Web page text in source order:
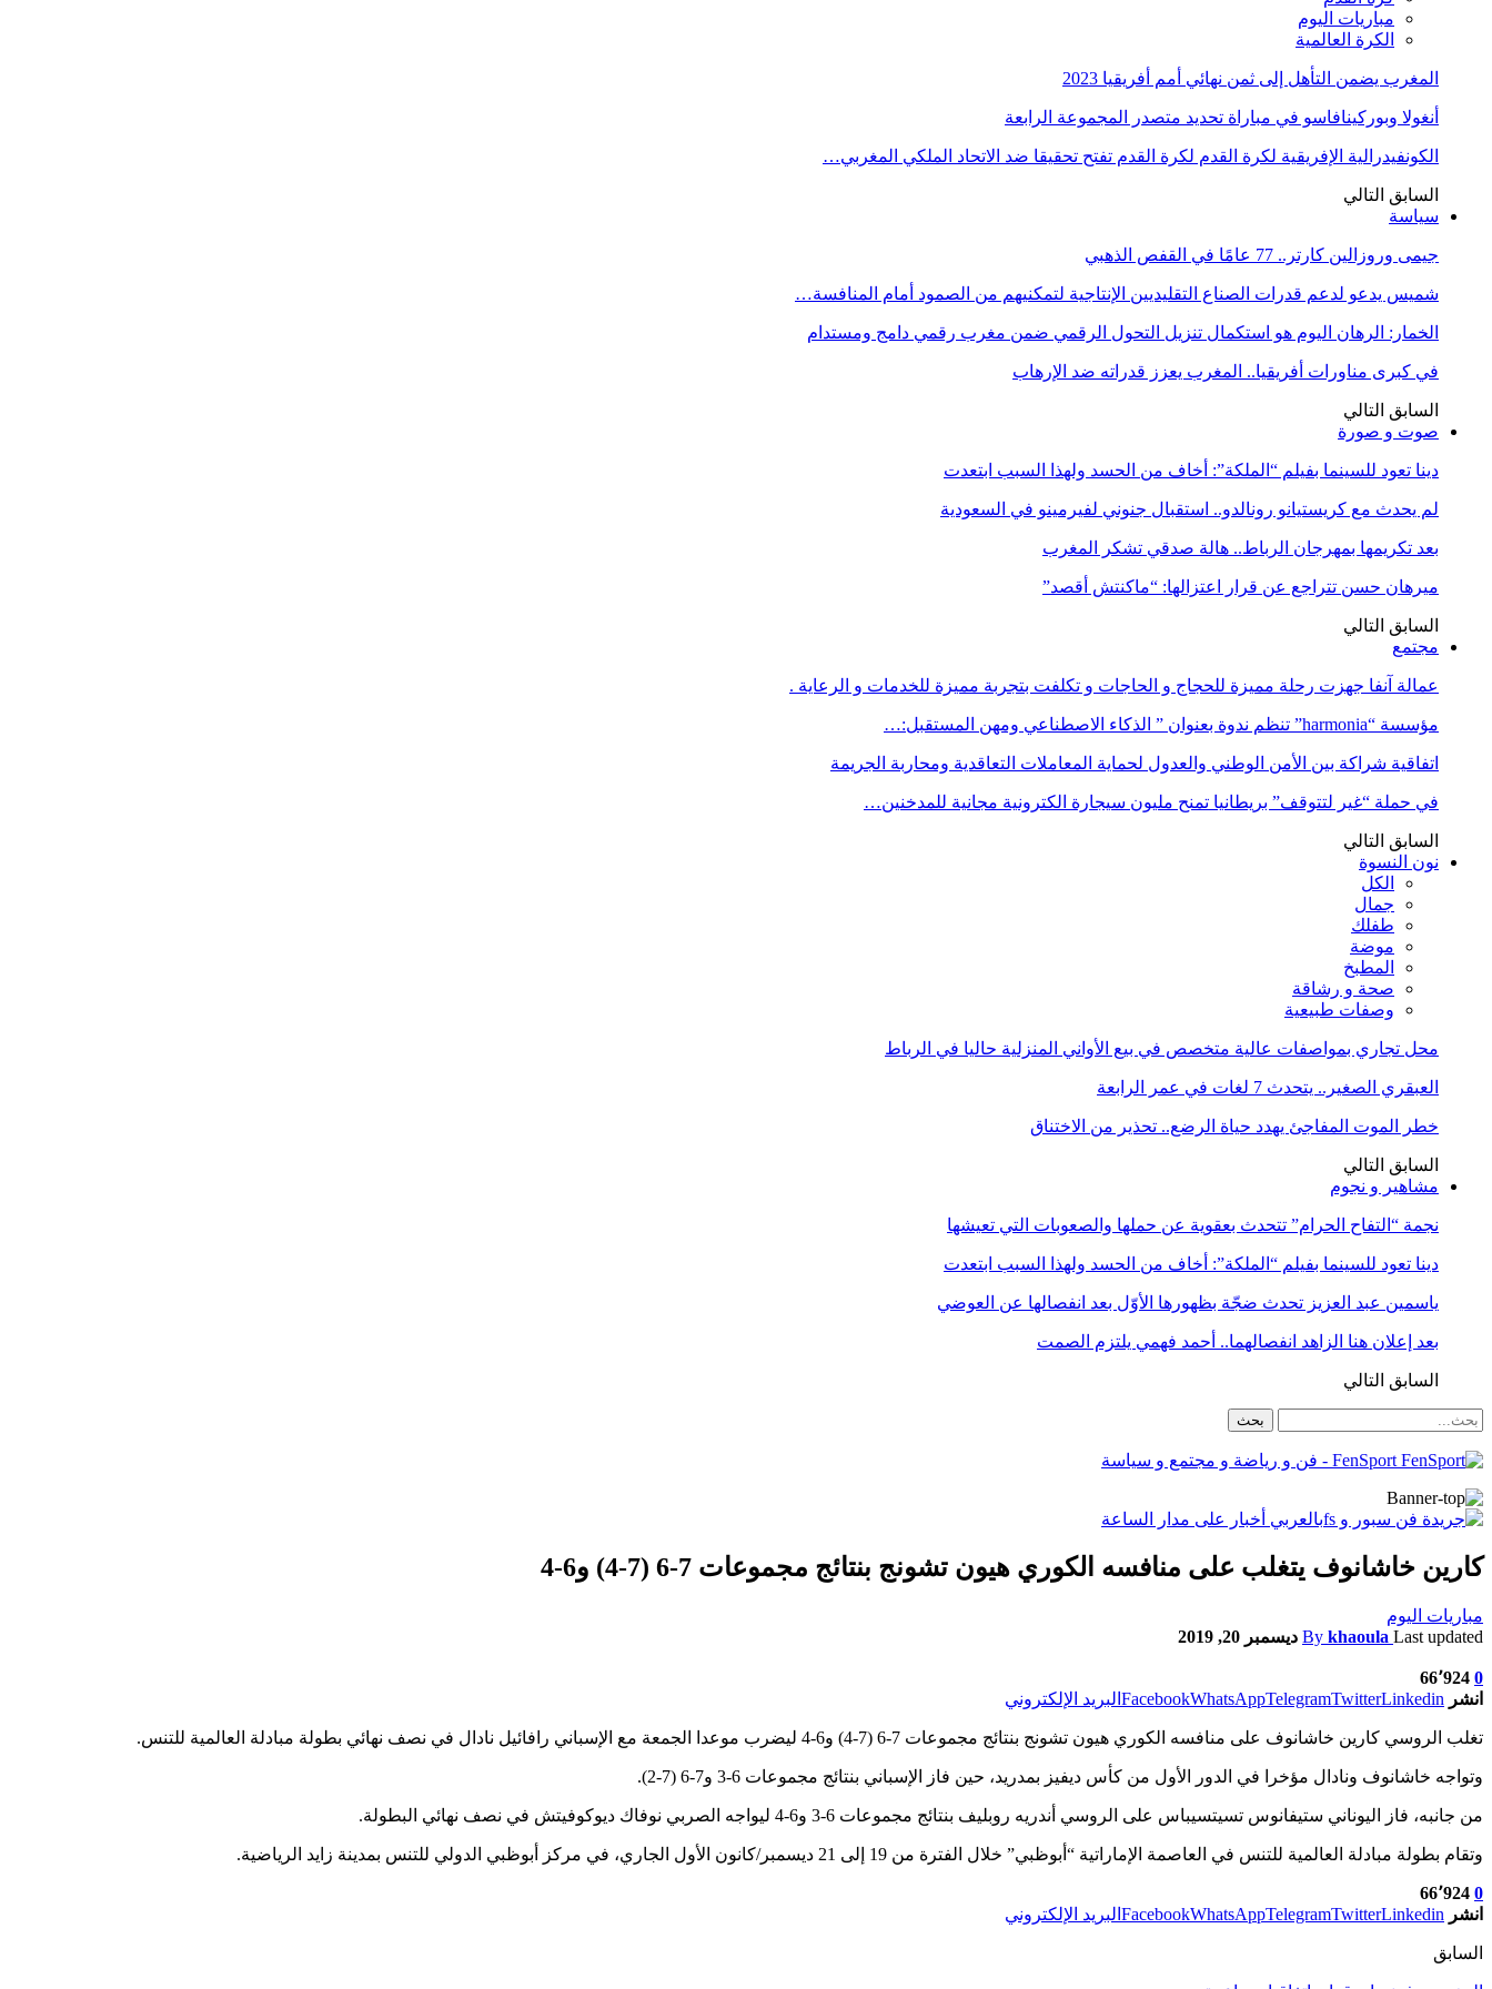
مباريات اليوم
الكرة العالمية
المغرب يضمن التأهل إلى ثمن نهائي أمم أفريقيا 2023
أنغولا وبوركينافاسو في مباراة تحديد متصدر المجموعة الرابعة
الكونفيدرالية الإفريقية لكرة القدم لكرة القدم تفتح تحقيقا ضد الاتحاد الملكي المغربي…
السابق التالي
سياسة
جيمى وروزالين كارتر.. 77 عامًا في القفص الذهبي
شميس يدعو لدعم قدرات الصناع التقليديين الإنتاجية لتمكنيهم من الصمود أمام المنافسة…
الخمار: الرهان اليوم هو استكمال تنزيل التحول الرقمي ضمن مغرب رقمي دامج ومستدام
في كبرى مناورات أفريقيا.. المغرب يعزز قدراته ضد الإرهاب
السابق التالي
صوت و صورة
دينا تعود للسينما بفيلم “الملكة”: أخاف من الحسد ولهذا السبب ابتعدت
لم يحدث مع كريستيانو رونالدو.. استقبال جنوني لفيرمينو في السعودية
بعد تكريمها بمهرجان الرباط.. هالة صدقي تشكر المغرب
ميرهان حسن تتراجع عن قرار اعتزالها: “ماكنتش أقصد”
السابق التالي
مجتمع
عمالة آنفا جهزت رحلة مميزة للحجاج و الحاجات و تكلفت بتجربة مميزة للخدمات و الرعاية .
مؤسسة “harmonia” تنظم ندوة بعنوان ” الذكاء الاصطناعي ومهن المستقبل:…
اتفاقية شراكة بين الأمن الوطني والعدول لحماية المعاملات التعاقدية ومحاربة الجريمة
في حملة “غير لتتوقف” بريطانيا تمنح مليون سيجارة الكترونية مجانية للمدخنين…
السابق التالي
نون النسوة
الكل
جمال
طفلك
موضة
المطبخ
صحة و رشاقة
وصفات طبيعية
محل تجاري بمواصفات عالية متخصص في بيع الأواني المنزلية حاليا في الرباط
العبقري الصغير.. يتحدث 7 لغات في عمر الرابعة
خطر الموت المفاجئ يهدد حياة الرضع.. تحذير من الاختناق
السابق التالي
مشاهير و نجوم
نجمة “التفاح الحرام” تتحدث بعقوية عن حملها والصعوبات التي تعيشها
دينا تعود للسينما بفيلم “الملكة”: أخاف من الحسد ولهذا السبب ابتعدت
ياسمين عبد العزيز تحدث ضجّة بظهورها الأوّل بعد انفصالها عن العوضي
بعد إعلان هنا الزاهد انفصالهما.. أحمد فهمي يلتزم الصمت
السابق التالي
FenSport - فن و رياضة و مجتمع و سياسة
كارين خاشانوف يتغلب على منافسه الكوري هيون تشونج بنتائج مجموعات 7-6 (7-4) و6-4
مباريات اليوم
By khaoula Last updated ديسمبر 20, 2019
0 66٬924
انشر
FacebookWhatsAppTelegramTwitterLinkedin البريد الإلكتروني
تغلب الروسي كارين خاشانوف على منافسه الكوري هيون تشونج بنتائج مجموعات 7-6 (7-4) و6-4 ليضرب موعدا الجمعة مع الإسباني رافائيل نادال في نصف نهائي بطولة مبادلة العالمية للتنس.
وتواجه خاشانوف ونادال مؤخرا في الدور الأول من كأس ديفيز بمدريد، حين فاز الإسباني بنتائج مجموعات 6-3 و7-6 (7-2).
من جانبه، فاز اليوناني ستيفانوس تسيتسيباس على الروسي أندريه روبليف بنتائج مجموعات 6-3 و6-4 ليواجه الصربي نوفاك ديوكوفيتش في نصف نهائي البطولة.
وتقام بطولة مبادلة العالمية للتنس في العاصمة الإماراتية “أبوظبي” خلال الفترة من 19 إلى 21 ديسمبر/كانون الأول الجاري، في مركز أبوظبي الدولي للتنس بمدينة زايد الرياضية.
0 66٬924
انشر
FacebookWhatsAppTelegramTwitterLinkedin البريد الإلكتروني
السابق